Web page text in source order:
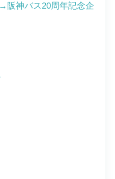
阪神バス20周年記念企